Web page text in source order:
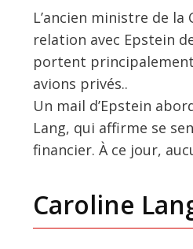
L’ancien ministre de
relation avec Epstein
portent
avions privés..
Un mail d’Epstein
Lang, qui affirme se
financier. À ce jour,
Caroline